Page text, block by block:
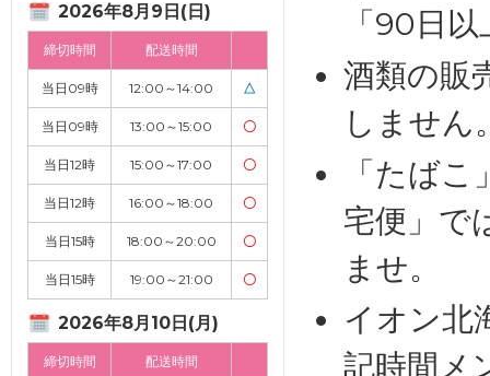
2026年8月9日(日)
締切時間 配送時間
当日09時 12:00～14:00 △
当日09時 13:00～15:00 〇
当日12時 15:00～17:00 〇
当日12時 16:00～18:00 〇
当日15時 18:00～20:00 〇
当日15時 19:00～21:00 〇
2026年8月10日(月)
締切時間 配送時間
「90日
酒類の販
しません
「たば
宅便」で
ませ。
イオン北
記時間メ